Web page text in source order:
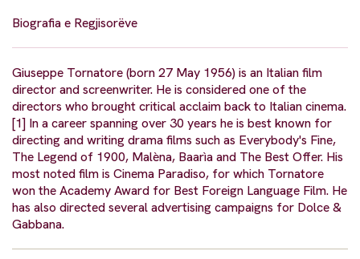
Biografia e Regjisorëve
Giuseppe Tornatore (born 27 May 1956) is an Italian film
director and screenwriter. He is considered one of the
directors who brought critical acclaim back to Italian cinema.
[1] In a career spanning over 30 years he is best known for
directing and writing drama films such as Everybody's Fine,
The Legend of 1900, Malèna, Baarìa and The Best Offer. His
most noted film is Cinema Paradiso, for which Tornatore
won the Academy Award for Best Foreign Language Film. He
has also directed several advertising campaigns for Dolce &
Gabbana.